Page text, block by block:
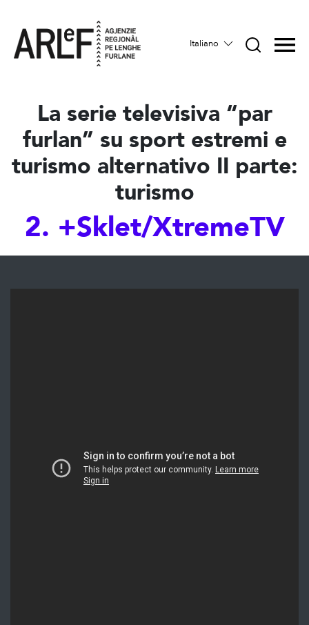
Italiano
La serie televisiva “par
furlan” su sport estremi e
turismo alternativo II parte:
turismo
2. +Sklet/XtremeTV